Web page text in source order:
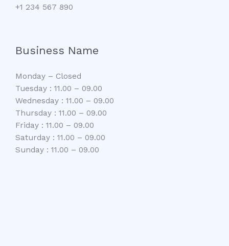
+1 234 567 890
Business Name
Monday – Closed
Tuesday : 11.00 – 09.00
Wednesday : 11.00 – 09.00
Thursday : 11.00 – 09.00
Friday : 11.00 – 09.00
Saturday : 11.00 – 09.00
Sunday : 11.00 – 09.00